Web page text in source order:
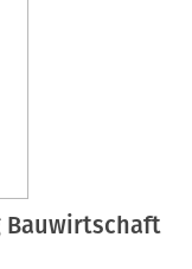
Bauwirtschaft